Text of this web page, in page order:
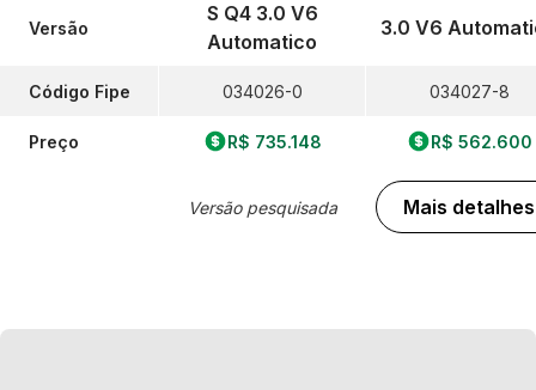
Versão
Código Fipe
Preço
S Q4 3.0 V6
Automatico
034026-0
R$ 735.148
Versão pesquisada
3.0 V6
034027-8
R$ 562.600
Mais detalhes